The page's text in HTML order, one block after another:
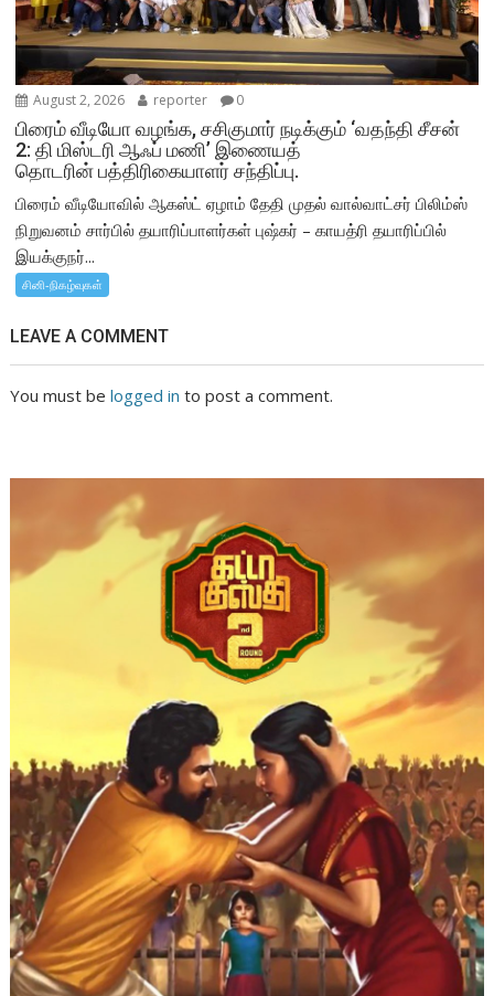
August 2, 2026 reporter 0
பிரைம் வீடியோ வழங்க, சசிகுமார் நடிக்கும் ‘வதந்தி சீசன்
2: தி மிஸ்டரி ஆஃப் மணி’ இணையத்
தொடரின் பத்திரிகையாளர் சந்திப்பு.
பிரைம் வீடியோவில் ஆகஸ்ட் ஏழாம் தேதி முதல் வால்வாட்சர் பிலிம்ஸ்
நிறுவனம் சார்பில் தயாரிப்பாளர்கள் புஷ்கர் – காயத்ரி தயாரிப்பில்
இயக்குநர்...
சினி-நிகழ்வுகள்
LEAVE A COMMENT
You must belogged in to post a comment.